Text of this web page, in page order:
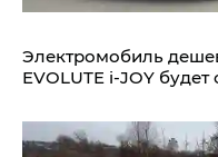
Электромобиль
EVOLUTE i‑JOY